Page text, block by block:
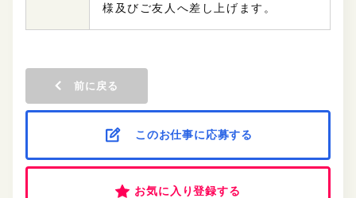
様及びご友人へ差し上げます。
前に戻る
このお仕事に応募する
お気に入り登録する